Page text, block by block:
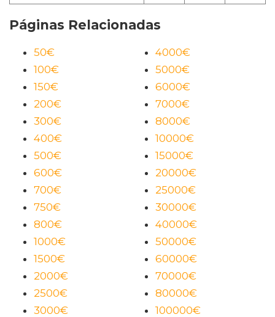
Páginas Relacionadas
50€
100€
150€
200€
300€
400€
500€
600€
700€
750€
800€
1000€
1500€
2000€
2500€
3000€
4000€
5000€
6000€
7000€
8000€
10000€
15000€
20000€
25000€
30000€
40000€
50000€
60000€
70000€
80000€
100000€